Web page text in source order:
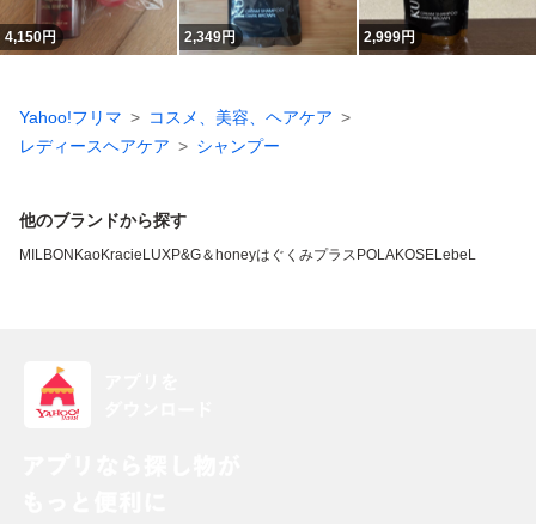
4,150円 2,349円 2,999円
Yahoo!フリマ
コスメ、美容、ヘアケア
レディースヘアケア
シャンプー
他のブランドから探す
MILBON KaoKracie LUXP&G＆honeyはぐくみプラス POLAKOSELebeL